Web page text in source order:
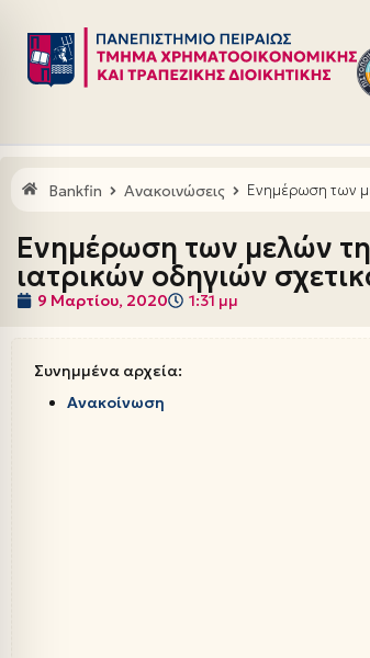
Μεταπηδήστε
στο
Bankfin Ανακοινώσεις Ενημέρωση των
Ενημέρωση των μελών
ιατρικών οδηγιών
9 Μαρτίου, 2020 1:31 μμ
Συνημμένα αρχεία:
Ανακοίνωση